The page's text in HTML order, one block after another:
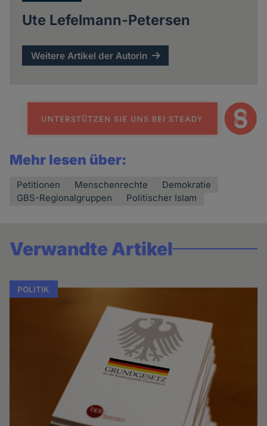
Ute Lefelmann-Petersen
Weitere Artikel der Autorin
Mehr lesen über:
Petitionen Menschenrechte
Demokratie
GBS-Regionalgruppen
Politischer Islam
Verwandte Artikel
POLITIK